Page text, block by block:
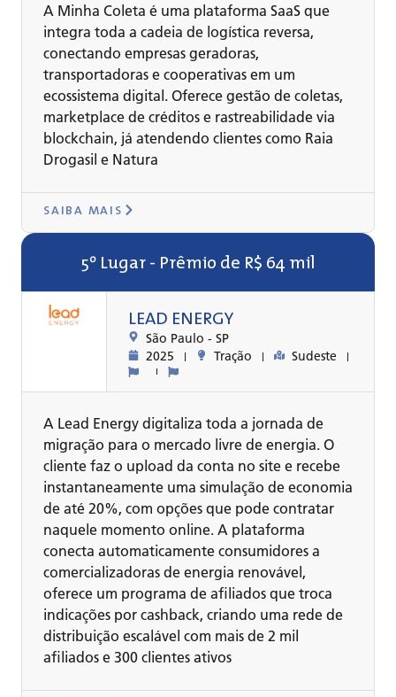
A Minha Coleta é uma plataforma SaaS que
integra toda a cadeia de logística reversa,
conectando empresas geradoras,
transportadoras e cooperativas em um
ecossistema digital. Oferece gestão de coletas,
marketplace de créditos e rastreabilidade via
blockchain, já atendendo clientes como Raia
Drogasil e Natura
SAIBA MAIS
5º Lugar - Prêmio de R$ 64 mil
LEAD ENERGY
São Paulo - SP
2025
Tração Sudeste
A Lead Energy digitaliza toda a jornada de
migração para o mercado livre de energia. O
cliente faz o upload da conta no site e recebe
instantaneamente uma simulação de economia
de até 20%, com opções que pode contratar
naquele momento online. A plataforma
conecta automaticamente consumidores a
comercializadoras de energia renovável,
oferece um programa de afiliados que troca
indicações por cashback, criando uma rede de
distribuição escalável com mais de 2 mil
afiliados e 300 clientes ativos